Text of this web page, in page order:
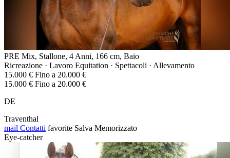
PRE Mix, Stallone, 4 Anni, 166 cm, Baio
Ricreazione · Lavoro Equitation · Spettacoli · Allevamento
15.000 € Fino a 20.000 €
15.000 € Fino a 20.000 €
DE
Traventhal
mail Contatti favorite Salva Memorizzato
Eye-catcher